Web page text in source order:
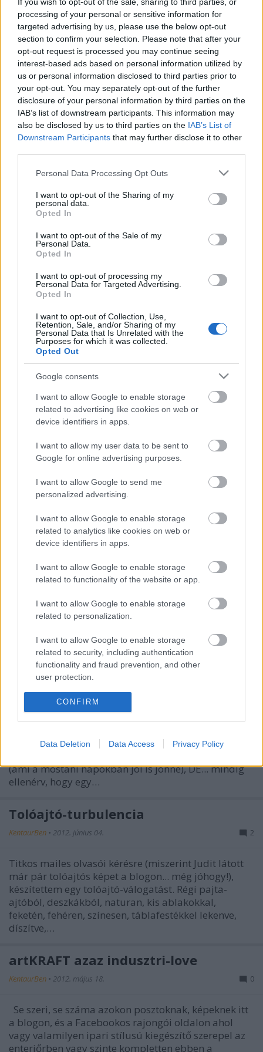
If you wish to opt-out of the sale, sharing to third parties, or
processing of your personal or sensitive information for
targeted advertising by us, please use the below opt-out
section to confirm your selection. Please note that after your
opt-out request is processed you may continue seeing
interest-based ads based on personal information utilized by
us or personal information disclosed to third parties prior to
your opt-out. You may separately opt-out of the further
disclosure of your personal information by third parties on the
IAB’s list of downstream participants. This information may
also be disclosed by us to third parties on the IAB’s List of
Downstream Participants that may further disclose it to other
Please note that this website/app uses one or more Google
not limited to your visit or usage behaviour. You may click to
grant or deny consent to Google and its third-party tags to
use your data for below specified purposes in below Google
consent section.
Personal Data Processing Opt Outs
I want to opt-out of the Sharing of my
personal data.
Opted In
I want to opt-out of the Sale of my
Personal Data.
Opted In
I want to opt-out of processing my
Personal Data for Targeted Advertising.
Opted In
I want to opt-out of Collection, Use,
Retention, Sale, and/or Sharing of my
Personal Data that Is Unrelated with the
Purposes for which it was collected.
Opted Out
Google consents
I want to allow Google to enable storage
related to advertising like cookies on web or
device identifiers in apps.
I want to allow my user data to be sent to
Google for online advertising purposes.
I want to allow Google to send me
personalized advertising.
I want to allow Google to enable storage
related to analytics like cookies on web or
device identifiers in apps.
I want to allow Google to enable storage
related to functionality of the website or app.
I want to allow Google to enable storage
related to personalization.
I want to allow Google to enable storage
related to security, including authentication
functionality and fraud prevention, and other
user protection.
CONFIRM
Data Deletion Data Access Privacy Policy
) Akik egy ideje olvassák a blogot, azok tudják, hogy
ezek a 22 db-os válogatások inkább friss, érdekes,
nem hétköznapi interior…
Évszakváltó fények
KentaurBen 2012. szeptember 11.
Tádáám! Ma újra egy saját holmival rukkolok elő,
lassan olyan vagyok már, mint a bűvész, aki újabb és
újabb dolgokat húz elő a cilinderéből :) Ma egy szép
lámpát hoztam nektek, amit pár éve készítettem
külön, egyneként…
Tengerparti kuckók
Se tengerpartunk nincs, lassan ugye, nyarunk sem
nem lesz már több idén, ettől függetlenül nem is
kevés azoknak a száma, akik szeretik a nyarat idéző
tengerparti-hangulatot az otthonukban. Világos
árnyalatok, szellősség, a kék megannyi árnyalata, a
tengerhez, vízparthoz…
Bohemian style, azaz...
KentaurBen•2012. augusztus 07.
Lassan, de biztosan jön fel (még ha csak részleteien
is), és erősödik az a lakberendezési stílus, amellyel
(nem újdonságról írok ma, inkább csak egy olyan
jelenségről, ami ha halványan is, de jelen van).
Fejezetek egy enteriőr stylist
naplójából...
KentaurBen•2012. július 30.
Tudjátok, hogy én eléggé nyitott vagyok a szokatlan
megoldásokra, és általában a frisset, az újat
tapasztalat azt mutatja, hogy nem kapok érte sok
lájkot (sőt, eszembe jut, amikor elhívtak egy állami
rádióba interjúra, az ott zajlott…
Fellazított fehérség
Elég sok csupacsupaporcukor lakást, házat
csak fehér színekkel megkomponált enteriőrök
(ami a mostani napokban jól is jönne), DE... mindig
ellenérv, hogy egy…
Tolóajtó-turbulencia
KentaurBen • 2012. június 04. 2
Titkos mailes olvasói kérésre (miszerint Judit látott
már pár tolóajtós képet a blogon... még jóhogy!),
készítettem egy tolóajtó-válogatást. Régi pajta-
ajtóból, deszkákból, naturan, kis ablakokkal,
feketén, fehéren, színesen, táblafestékkel lekenve,
díszítve,…
artKRAFT azaz indusztri-love
KentaurBen • 2012. május 18. 0
Se szeri, se száma azokon posztoknak, képeknek itt
a blogon, és a Facebookos rajongói oldalon ahol
vagy valamilyen ipari stílusú kiegészítő szerepel az
enteriőrben vagy szinte kompletten ebben a